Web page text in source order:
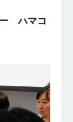
ー ハマコ